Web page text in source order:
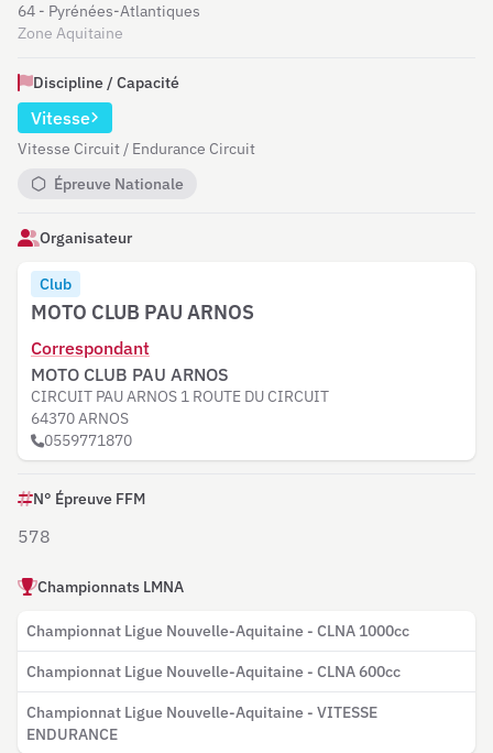
64 - Pyrénées-Atlantiques
Zone Aquitaine
Discipline / Capacité
Vitesse
Vitesse Circuit / Endurance Circuit
Épreuve Nationale
Organisateur
Club
MOTO CLUB PAU ARNOS
Correspondant
MOTO CLUB PAU ARNOS
CIRCUIT PAU ARNOS 1 ROUTE DU CIRCUIT
64370 ARNOS
0559771870
N° Épreuve FFM
578
Championnats LMNA
Championnat Ligue Nouvelle-Aquitaine - CLNA 1000cc
Championnat Ligue Nouvelle-Aquitaine - CLNA 600cc
Championnat Ligue Nouvelle-Aquitaine - VITESSE
ENDURANCE